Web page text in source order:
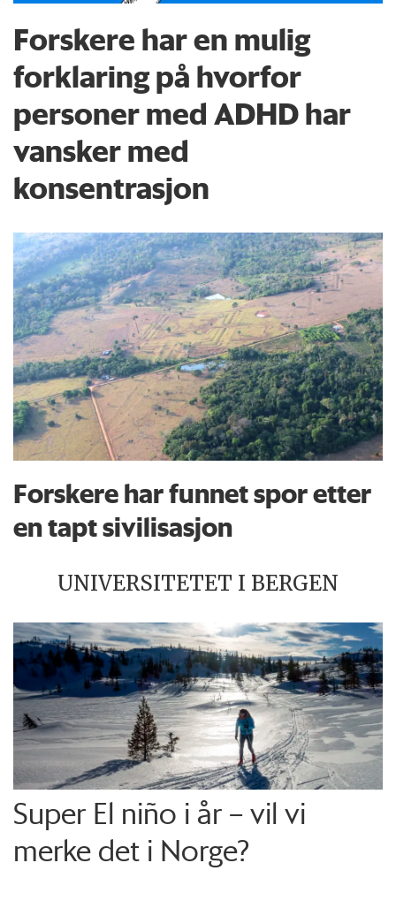
Forskere har en mulig
forklaring på hvorfor
personer med ADHD har
vansker med
konsentrasjon
Forskere har funnet spor etter
en tapt sivilisasjon
UNIVERSITETET I BERGEN
Super El niño i år – vil vi
merke det i Norge?